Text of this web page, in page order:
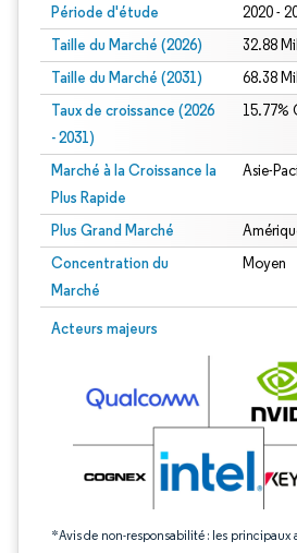
Période d'étude 2020 -
Taille du Marché (2026) 32.88
Taille du Marché (2031) 68.38
Taux de croissance (2026
- 2031)
15.77%
Marché à la Croissance la
Plus Rapide
Asie-
Plus Grand Marché
Concentration du
Marché
Moyen
Acteurs majeurs
*Avis de non-responsabilité : les principaux
Image © Mordor Intelligence. La